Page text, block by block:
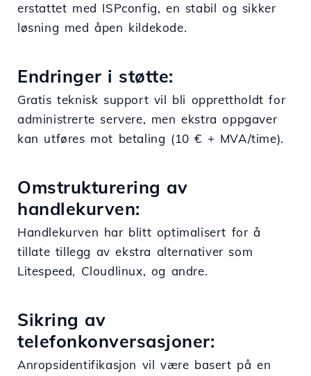
erstattet med ISPconfig, en stabil og sikker
løsning med åpen kildekode.
Endringer i støtte:
Gratis teknisk support vil bli opprettholdt for
administrerte servere, men ekstra oppgaver
kan utføres mot betaling (10 € + MVA/time).
Omstrukturering av
handlekurven:
Handlekurven har blitt optimalisert for å
tillate tillegg av ekstra alternativer som
Litespeed, Cloudlinux, og andre.
Sikring av
telefonkonversasjoner:
Anropsidentifikasjon vil være basert på en